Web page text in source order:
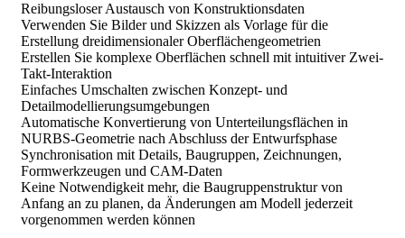
Reibungsloser Austausch von Konstruktionsdaten
Verwenden Sie Bilder und Skizzen als Vorlage für die
Erstellung dreidimensionaler Oberflächengeometrien
Erstellen Sie komplexe Oberflächen schnell mit intuitiver Zwei-
Takt-Interaktion
Einfaches Umschalten zwischen Konzept- und
Detailmodellierungsumgebungen
Automatische Konvertierung von Unterteilungsflächen in
NURBS-Geometrie nach Abschluss der Entwurfsphase
Synchronisation mit Details, Baugruppen, Zeichnungen,
Formwerkzeugen und CAM-Daten
Keine Notwendigkeit mehr, die Baugruppenstruktur von
Anfang an zu planen, da Änderungen am Modell jederzeit
vorgenommen werden können